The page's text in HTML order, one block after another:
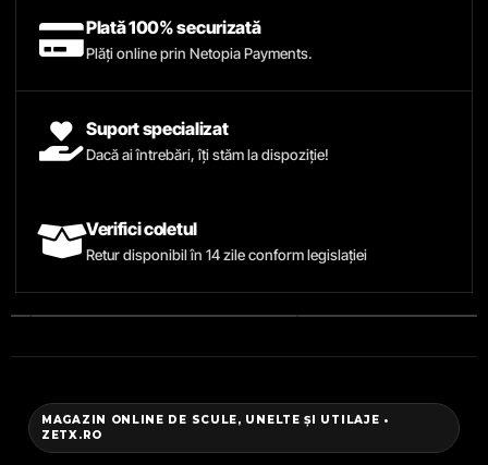
Plată 100% securizată
Plăți online prin Netopia Payments.
Suport specializat
Dacă ai întrebări, îți stăm la dispoziție!
Verifici coletul
Retur disponibil în 14 zile conform legislației
MAGAZIN ONLINE DE SCULE, UNELTE ȘI UTILAJE •
ZETX.RO